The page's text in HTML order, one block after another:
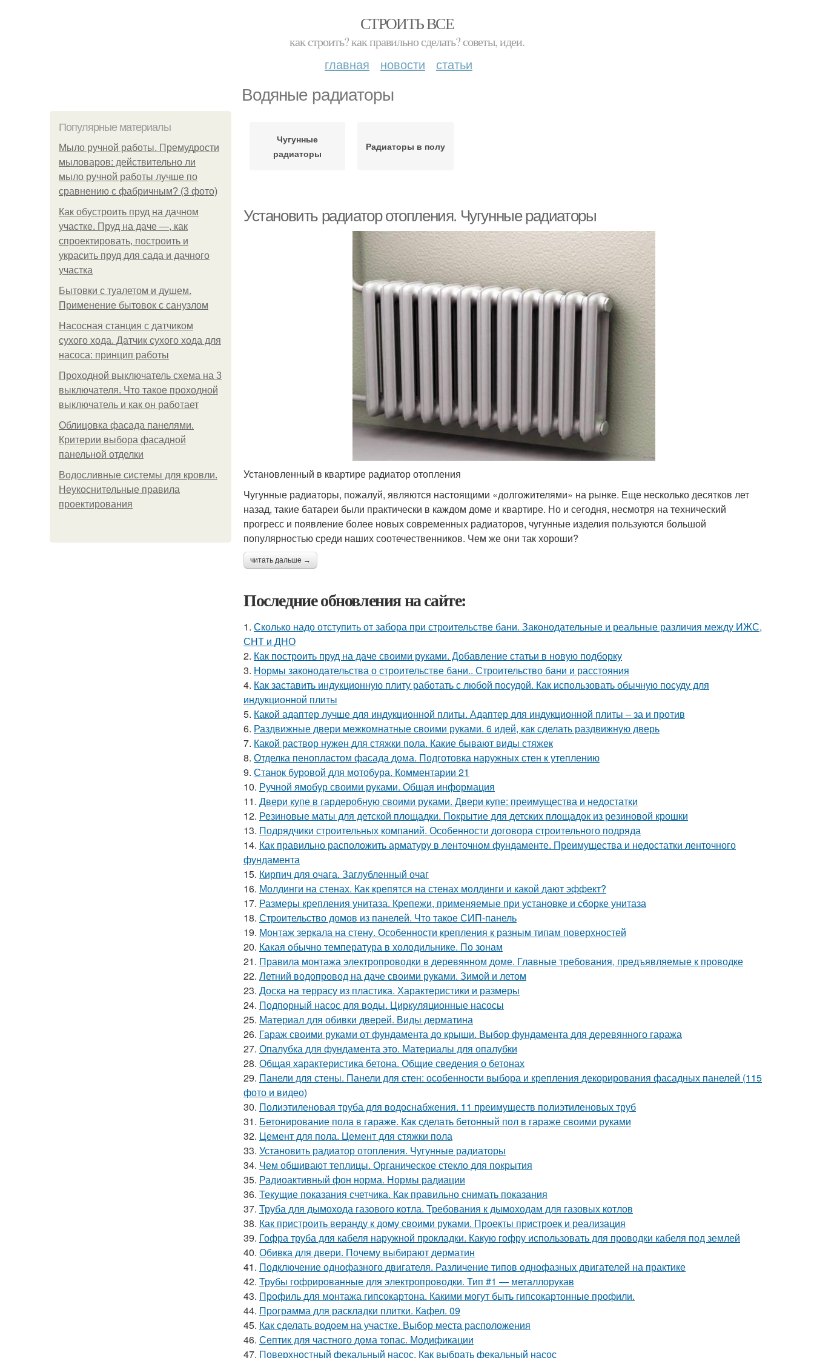
СТРОИТЬ ВСЕ
как строить? как правильно сделать? советы, идеи.
главная новости статьи
Водяные радиаторы
Популярные материалы
Мыло ручной работы. Премудрости
мыловаров: действительно ли
мыло ручной работы лучше по
сравнению с фабричным? (3 фото)
Как обустроить пруд на дачном
участке. Пруд на даче —, как
спроектировать, построить и
украсить пруд для сада и дачного
участка
Бытовки с туалетом и душем.
Применение бытовок с санузлом
Насосная станция с датчиком
сухого хода. Датчик сухого хода для
насоса: принцип работы
Проходной выключатель схема на 3
выключателя. Что такое проходной
выключатель и как он работает
Облицовка фасада панелями.
Критерии выбора фасадной
панельной отделки
Водосливные системы для кровли.
Неукоснительные правила
проектирования
Чугунные
радиаторы
Радиаторы в полу
Установить радиатор отопления. Чугунные радиаторы
Установленный в квартире радиатор отопления
Чугунные радиаторы, пожалуй, являются настоящими «долгожителями» на рынке. Еще несколько десятков лет
назад, такие батареи были практически в каждом доме и квартире. Но и сегодня, несмотря на технический
прогресс и появление более новых современных радиаторов, чугунные изделия пользуются большой
популярностью среди наших соотечественников. Чем же они так хороши?
читать дальше →
Последние обновления на сайте:
1. Сколько надо отступить от забора при строительстве бани. Законодательные и реальные различия между ИЖС,
СНТ и ДНО
2. Как построить пруд на даче своими руками. Добавление статьи в новую подборку
3. Нормы законодательства о строительстве бани.. Строительство бани и расстояния
4. Как заставить индукционную плиту работать с любой посудой. Как использовать обычную посуду для
индукционной плиты
5. Какой адаптер лучше для индукционной плиты. Адаптер для индукционной плиты – за и против
6. Раздвижные двери межкомнатные своими руками. 6 идей, как сделать раздвижную дверь
7. Какой раствор нужен для стяжки пола. Какие бывают виды стяжек
8. Отделка пенопластом фасада дома. Подготовка наружных стен к утеплению
9. Станок буровой для мотобура. Комментарии 21
10. Ручной ямобур своими руками. Общая информация
11. Двери купе в гардеробную своими руками. Двери купе: преимущества и недостатки
12. Резиновые маты для детской площадки. Покрытие для детских площадок из резиновой крошки
13. Подрядчики строительных компаний. Особенности договора строительного подряда
14. Как правильно расположить арматуру в ленточном фундаменте. Преимущества и недостатки ленточного
фундамента
15. Кирпич для очага. Заглубленный очаг
16. Молдинги на стенах. Как крепятся на стенах молдинги и какой дают эффект?
17. Размеры крепления унитаза. Крепежи, применяемые при установке и сборке унитаза
18. Строительство домов из панелей. Что такое СИП-панель
19. Монтаж зеркала на стену. Особенности крепления к разным типам поверхностей
20. Какая обычно температура в холодильнике. По зонам
21. Правила монтажа электропроводки в деревянном доме. Главные требования, предъявляемые к проводке
22. Летний водопровод на даче своими руками. Зимой и летом
23. Доска на террасу из пластика. Характеристики и размеры
24. Подпорный насос для воды. Циркуляционные насосы
25. Материал для обивки дверей. Виды дерматина
26. Гараж своими руками от фундамента до крыши. Выбор фундамента для деревянного гаража
27. Опалубка для фундамента это. Материалы для опалубки
28. Общая характеристика бетона. Общие сведения о бетонах
29. Панели для стены. Панели для стен: особенности выбора и крепления декорирования фасадных панелей (115
фото и видео)
30. Полиэтиленовая труба для водоснабжения. 11 преимуществ полиэтиленовых труб
31. Бетонирование пола в гараже. Как сделать бетонный пол в гараже своими руками
32. Цемент для пола. Цемент для стяжки пола
33. Установить радиатор отопления. Чугунные радиаторы
34. Чем обшивают теплицы. Органическое стекло для покрытия
35. Радиоактивный фон норма. Нормы радиации
36. Текущие показания счетчика. Как правильно снимать показания
37. Труба для дымохода газового котла. Требования к дымоходам для газовых котлов
38. Как пристроить веранду к дому своими руками. Проекты пристроек и реализация
39. Гофра труба для кабеля наружной прокладки. Какую гофру использовать для проводки кабеля под землей
40. Обивка для двери. Почему выбирают дерматин
41. Подключение однофазного двигателя. Различение типов однофазных двигателей на практике
42. Трубы гофрированные для электропроводки. Тип #1 — металлорукав
43. Профиль для монтажа гипсокартона. Какими могут быть гипсокартонные профили.
44. Программа для раскладки плитки. Кафел. 09
45. Как сделать водоем на участке. Выбор места расположения
46. Септик для частного дома топас. Модификации
47. Поверхностный фекальный насос. Как выбрать фекальный насос